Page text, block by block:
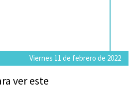
Viernes 11 de febrero de 2022
ver este